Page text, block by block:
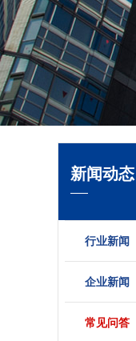
新闻动态
行业新闻
企业新闻
常见问答